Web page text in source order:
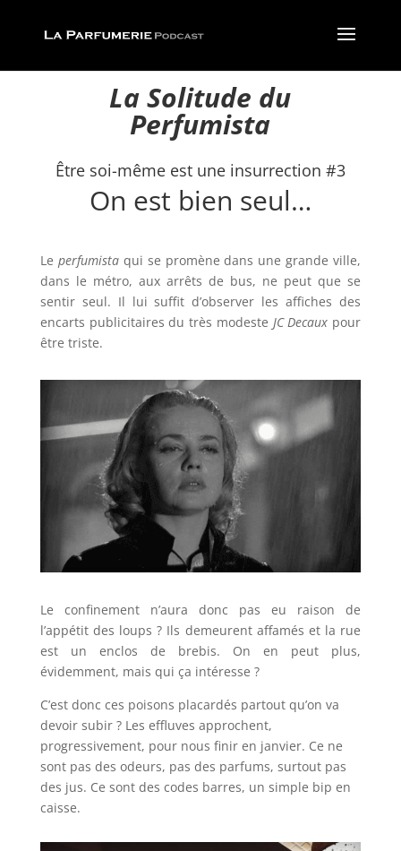
La Solitude du
Perfumista
Être soi-même est une insurrection #3
On est bien seul…
Le perfumistaqui se promène dans une grande ville,
dans le métro, aux arrêts de bus, ne peut que se
sentir seul. Il lui suffit d’observer les affiches des
encarts publicitaires du très modeste JC Decaux pour
être triste.
Le confinement n’aura donc pas eu raison de
l’appétit des loups ? Ils demeurent affamés et la rue
est un enclos de brebis. On en peut plus,
évidemment, mais qui ça intéresse ?
C’est donc ces poisons placardés partout qu’on va
devoir subir ? Les effluves approchent,
progressivement, pour nous finir en janvier. Ce ne
sont pas des odeurs, pas des parfums, surtout pas
des jus. Ce sont des codes barres, un simple bip en
caisse.